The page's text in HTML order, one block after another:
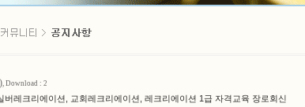
, Download : 2
레크리에이션, 교회레크리에이션, 레크리에이션 1급 자격교육 장로회신